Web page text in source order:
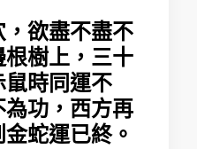
欲盡不盡不
樹上，三十
時同運不
為功，西方再
蛇運已終。